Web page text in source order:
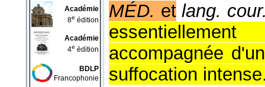
Académie
8e édition
Académie
4e édition
BDLP
Francophonie
MÉD. et lang.
accompagnée
suffocation